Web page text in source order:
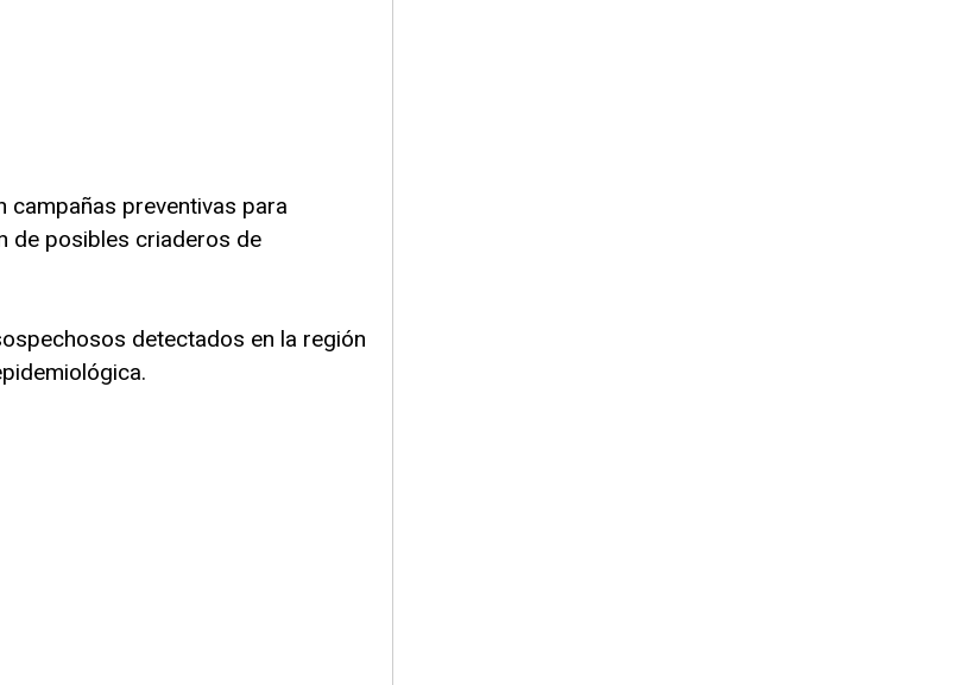
campañas preventivas para
de posibles criaderos de
detectados en la región